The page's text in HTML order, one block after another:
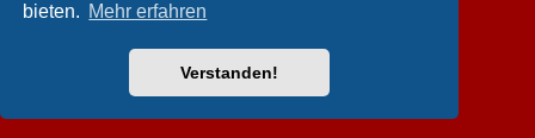
bieten. Mehr erfahren
Verstanden!